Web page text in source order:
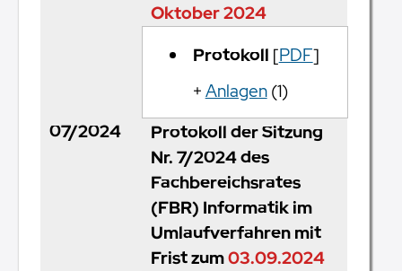
Oktober 2024
Protokoll [PDF]
+Anlagen(1)
07/2024
Protokoll der Sitzung
Nr. 7/2024 des
Fachbereichsrates
(FBR) Informatik im
Umlaufverfahren mit
Frist zum03.09.2024